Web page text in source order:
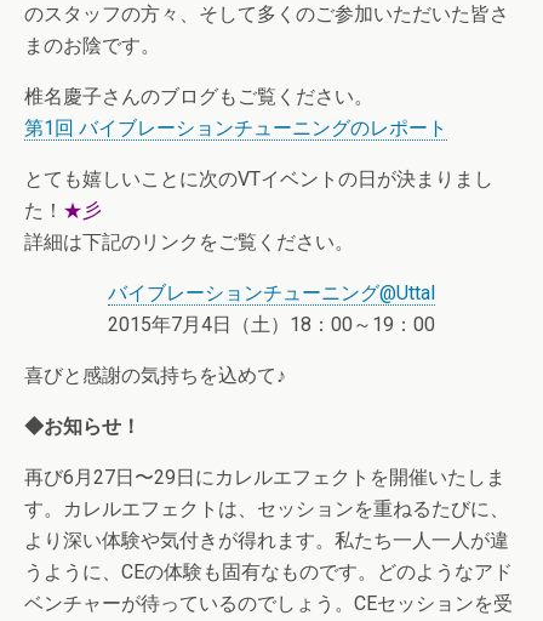
のスタッフの方々、そして多くのご参加いただいた皆さ
まのお陰です。
椎名慶子さんのブログもご覧ください。
第1回 バイブレーションチューニングのレポート
とても嬉しいことに次のVTイベントの日が決まりまし
た！ ★彡
詳細は下記のリンクをご覧ください。
バイブレーションチューニング@Uttal
2015年7月4日（土）18：00～19：00
喜びと感謝の気持ちを込めて♪
◆お知らせ！
再び6月27日〜29日にカレルエフェクトを開催いたしま
す。カレルエフェクトは、セッションを重ねるたびに、
より深い体験や気付きが得れます。私たち一人一人が違
うように、CEの体験も固有なものです。どのようなアド
ベンチャーが待っているのでしょう。CEセッションを受